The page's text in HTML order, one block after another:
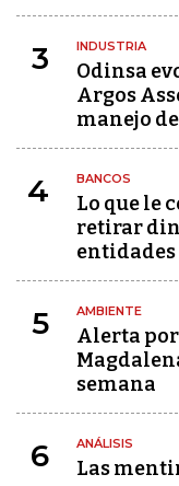
3 INDUSTRIA
Odinsa
Argos
manejo
4 BANCOS
Lo que le
retirar
entidades
5 AMBIENTE
Alerta
semana
6 ANÁLISIS
Las